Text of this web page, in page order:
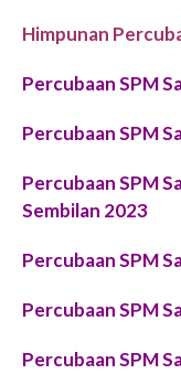
Himpunan
Percubaan SPM
Percubaan SPM
Percubaan SPM
Sembilan 2023
Percubaan SPM
Percubaan SPM
Percubaan SPM